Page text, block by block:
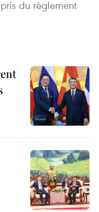
du règlement